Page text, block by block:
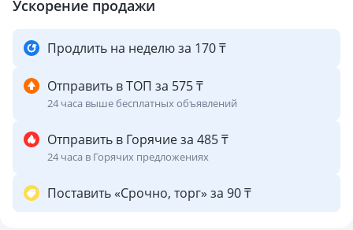
Ускорение продажи
Продлить на неделю за 170 ₸
Отправить в ТОП за 575 ₸
24 часа выше бесплатных объявлений
Отправить в Горячие за 485 ₸
24 часа в Горячих предложениях
Поставить «Срочно, торг» за 90 ₸